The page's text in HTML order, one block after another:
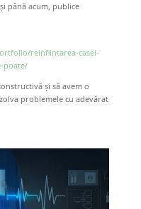
până acum, publice
reinfiintarea-casei-
poate/
și să avem o
problemele cu adevărat